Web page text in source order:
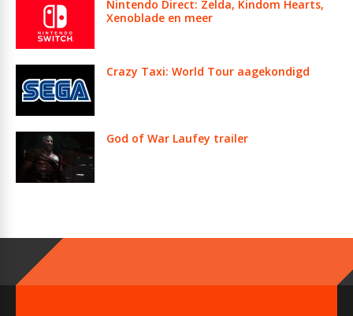
Nintendo Direct: Zelda, Kindom Hearts,
Xenoblade en meer
Crazy Taxi: World Tour aagekondigd
God of War Laufey trailer